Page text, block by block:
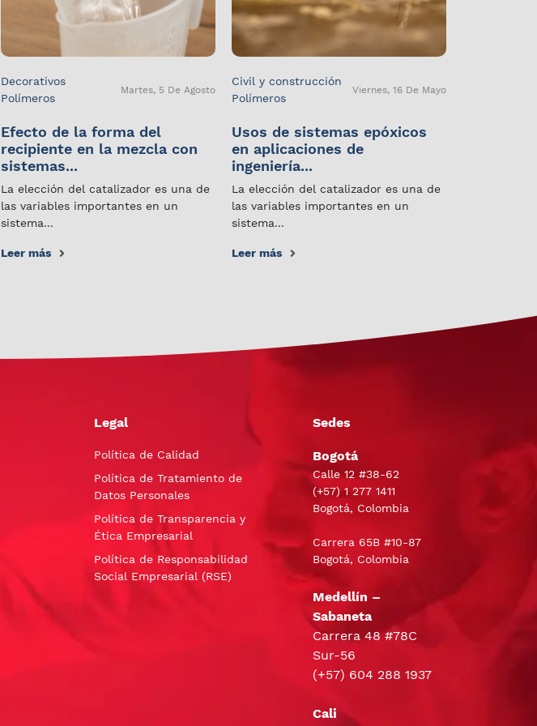
Decorativos
Polímeros
Martes, 5 De Agosto
Efecto de la forma del
recipiente en la mezcla con
sistemas...
La elección del catalizador es una de
las variables importantes en un
sistema...
Leer más
Civil y construcción
Polímeros
Viernes, 16 De Mayo
Usos de sistemas epóxicos
en aplicaciones de
ingeniería...
La elección del catalizador es una de
las variables importantes en un
sistema...
Leer más
Legal
Política de Calidad
Política de Tratamiento de
Datos Personales
Política de Transparencia y
Ética Empresarial
Política de Responsabilidad
Social Empresarial (RSE)
Sedes
Bogotá
Calle 12 #38-62
(+57)1 277 1411
Bogotá, Colombia
Carrera 65B #10-87
Bogotá, Colombia
Medellín –
Sabaneta
Carrera 48 #78C
Sur-56
(+57) 604 288 1937
Cali